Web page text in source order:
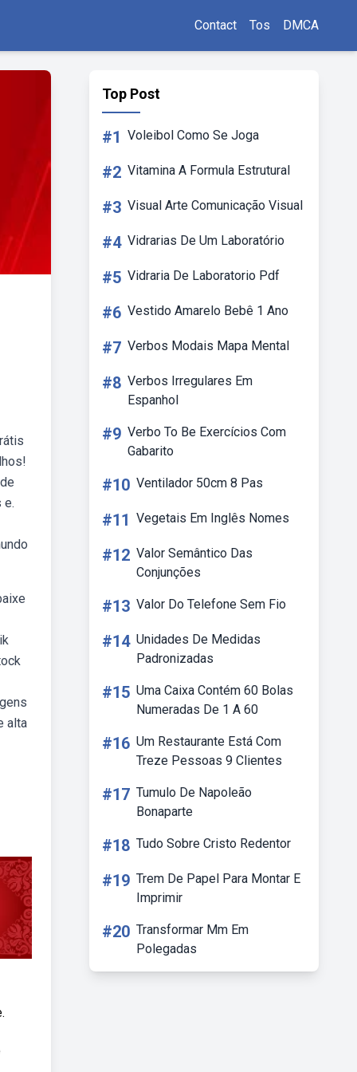
Contact Tos DMCA
e.
alta
Top Post
#1 Voleibol Como Se Joga
#2 Vitamina A Formula Estrutural
#3 Visual Arte Comunicação Visual
#4 Vidrarias De Um Laboratório
#5 Vidraria De Laboratorio Pdf
#6 Vestido Amarelo Bebê 1 Ano
#7 Verbos Modais Mapa Mental
#8 Verbos Irregulares Em
Espanhol
#9 Verbo To Be Exercícios Com
Gabarito
#10 Ventilador 50cm 8 Pas
#11 Vegetais Em Inglês Nomes
#12 Valor Semântico Das
Conjunções
#13 Valor Do Telefone Sem Fio
#14 Unidades De Medidas
Padronizadas
#15 Uma Caixa Contém 60 Bolas
Numeradas De 1 A 60
#16 Um Restaurante Está Com
Treze Pessoas 9 Clientes
#17 Tumulo De Napoleão
Bonaparte
#18 Tudo Sobre Cristo Redentor
#19 Trem De Papel Para Montar E
Imprimir
#20 Transformar Mm Em
Polegadas